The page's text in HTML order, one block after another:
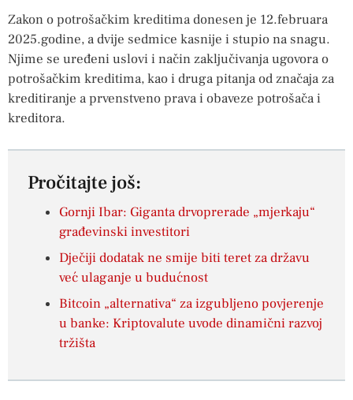
Zakon o potrošačkim kreditima donesen je 12.februara
2025.godine, a dvije sedmice kasnije i stupio na snagu.
Njime se uređeni uslovi i način zaključivanja ugovora o
potrošačkim kreditima, kao i druga pitanja od značaja za
kreditiranje a prvenstveno prava i obaveze potrošača i
kreditora.
Pročitajte još:
Gornji Ibar: Giganta drvoprerade „mjerkaju“
građevinski investitori
Dječiji dodatak ne smije biti teret za državu
već ulaganje u budućnost
Bitcoin „alternativa“ za izgubljeno povjerenje
u banke: Kriptovalute uvode dinamični razvoj
tržišta